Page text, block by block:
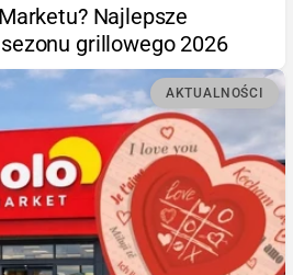
Najlepsze
grillowego 2026
AKTUALNOŚCI